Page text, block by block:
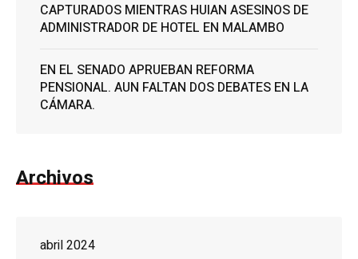
CAPTURADOS MIENTRAS HUIAN ASESINOS DE
ADMINISTRADOR DE HOTEL EN MALAMBO
EN EL SENADO APRUEBAN REFORMA
PENSIONAL. AUN FALTAN DOS DEBATES EN LA
CÁMARA.
Archivos
abril 2024